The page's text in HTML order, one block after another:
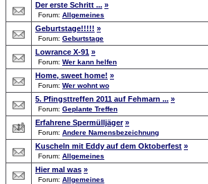
Der erste Schritt ... »
Forum: Allgemeines
Geburtstage!!!!! »
Forum: Geburtstage
Lowrance X-91 »
Forum: Wer kann helfen
Home, sweet home! »
Forum: Wer wohnt wo
5. Pfingsttreffen 2011 auf Fehmarn ... »
Forum: Geplante Treffen
Erfahrene Spermülljäger »
Forum: Andere Namensbezeichnung
Kuscheln mit Eddy auf dem Oktoberfest »
Forum: Allgemeines
Hier mal was »
Forum: Allgemeines